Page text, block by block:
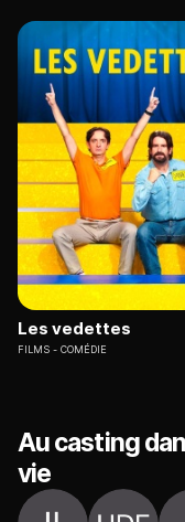
Les vedettes
FILMS COMÉDIE
Au casting
vie